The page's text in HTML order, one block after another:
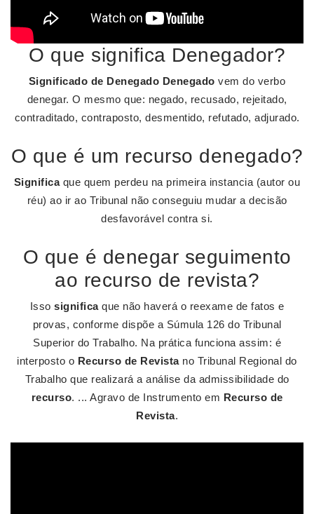
O que significa Denegador?
Significado de Denegado Denegado vem do verbo
denegar. O mesmo que: negado, recusado, rejeitado,
contraditado, contraposto, desmentido, refutado, adjurado.
O que é um recurso denegado?
Significaque quem perdeu na primeira instancia (autor ou
réu) ao ir ao Tribunal não conseguiu mudar a decisão
desfavorável contra si.
O que é denegar seguimento
ao recurso de revista?
Isso significaque não haverá o reexame de fatos e
provas, conforme dispõe a Súmula 126 do Tribunal
Superior do Trabalho. Na prática funciona assim: é
interposto o Recurso de Revistano Tribunal Regional do
Trabalho que realizará a análise da admissibilidade do
recurso. ... Agravo de Instrumento em Recurso de
Revista.